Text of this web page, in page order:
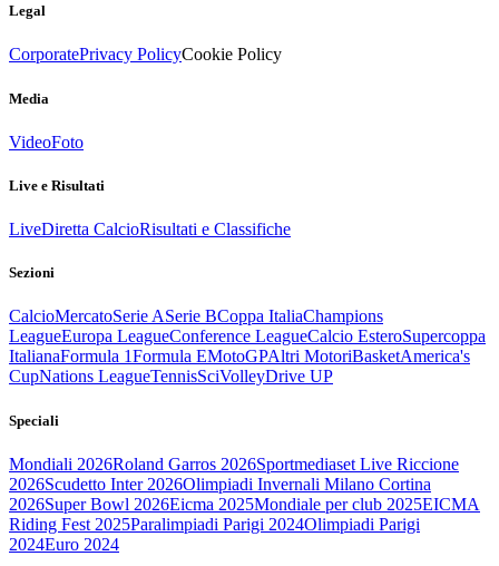
Legal
CorporatePrivacy PolicyCookie Policy
Media
VideoFoto
Live e Risultati
LiveDiretta CalcioRisultati e Classifiche
Sezioni
CalcioMercatoSerie ASerie BCoppa ItaliaChampions
LeagueEuropa LeagueConference LeagueCalcio EsteroSupercoppa
ItalianaFormula 1Formula EMotoGPAltri MotoriBasketAmerica's
CupNations LeagueTennisSciVolleyDrive UP
Speciali
Mondiali 2026Roland Garros 2026Sportmediaset Live Riccione
2026Scudetto Inter 2026Olimpiadi Invernali Milano Cortina
2026Super Bowl 2026Eicma 2025Mondiale per club 2025EICMA
Riding Fest 2025Paralimpiadi Parigi 2024Olimpiadi Parigi
2024Euro 2024